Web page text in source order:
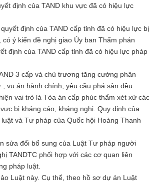
định của TAND khu vực đã có hiệu lực
định của TAND cấp tỉnh đã có hiệu lực bị
ý kiến đề nghị giao Ủy ban Thẩm phán
định của TAND cấp tỉnh đã có hiệu lực pháp
3 cấp và chủ trương tăng cường phân
vụ án hành chính, yêu cầu phá sản đều
vai trò là Tòa án cấp phúc thẩm xét xử các
bị kháng cáo, kháng nghị. Quy định của
và Tư pháp của Quốc hội Hoàng Thanh
sửa đổi bổ sung của Luật Tư pháp người
TANDTC phối hợp với các cơ quan liên
pháp luật.
Luật này. Cụ thể, theo hồ sơ dự án Luật